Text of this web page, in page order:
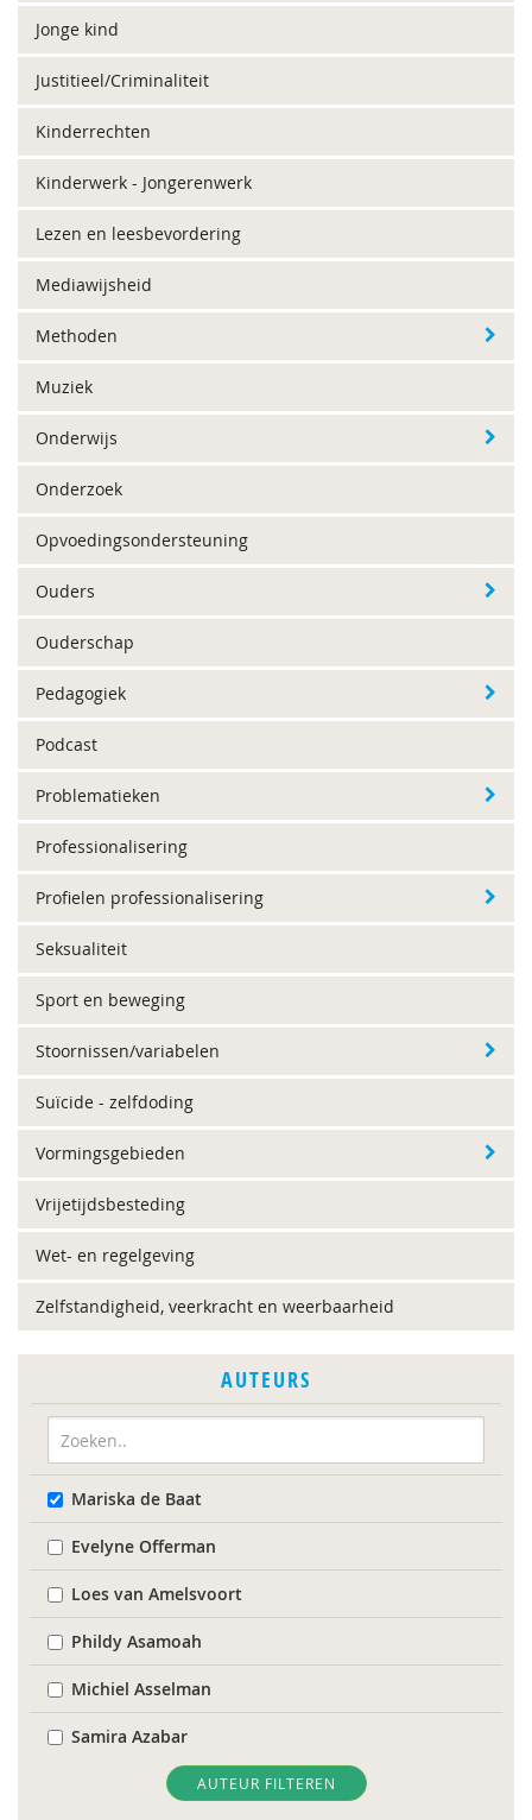
Jonge kind
Justitieel/Criminaliteit
Kinderrechten
Kinderwerk - Jongerenwerk
Lezen en leesbevordering
Mediawijsheid
Methoden
Muziek
Onderwijs
Onderzoek
Opvoedingsondersteuning
Ouders
Ouderschap
Pedagogiek
Podcast
Problematieken
Professionalisering
Profielen professionalisering
Seksualiteit
Sport en beweging
Stoornissen/variabelen
Suïcide - zelfdoding
Vormingsgebieden
Vrijetijdsbesteding
Wet- en regelgeving
Zelfstandigheid, veerkracht en weerbaarheid
AUTEURS
Mariska de Baat
Evelyne Offerman
Loes van Amelsvoort
Phildy Asamoah
Michiel Asselman
Samira Azabar
Mariam Badou AUTEUR FILTEREN